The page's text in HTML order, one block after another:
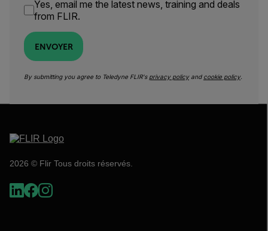
Yes, email me the latest news, training and deals
from FLIR.
ENVOYER
By submitting you agree to Teledyne FLIR's privacy policyand cookie policy.
2026 © Flir Tous droits réservés.